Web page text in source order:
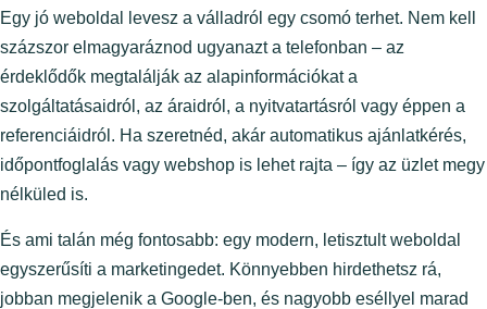
Egy jó weboldal levesz a válladról egy csomó terhet. Nem kell
százszor elmagyaráznod ugyanazt a telefonban – az
érdeklődők megtalálják az alapinformációkat a
szolgáltatásaidról, az áraidról, a nyitvatartásról vagy éppen a
referenciáidról. Ha szeretnéd, akár automatikus ajánlatkérés,
időpontfoglalás vagy webshop is lehet rajta – így az üzlet megy
nélküled is.
És ami talán még fontosabb: egy modern, letisztult weboldal
egyszerűsíti a marketingedet. Könnyebben hirdethetsz rá,
jobban megjelenik a Google-ben, és nagyobb eséllyel marad